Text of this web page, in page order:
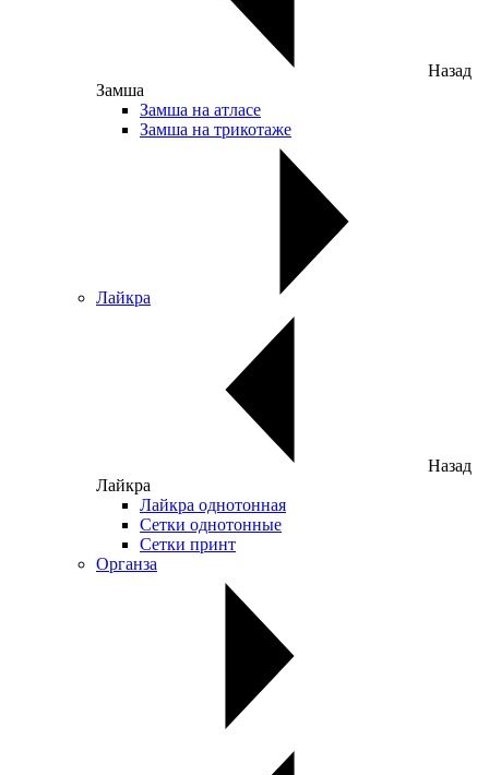
Назад
Замша
Замша на атласе
Замша на трикотаже
Лайкра
Назад
Лайкра
Лайкра однотонная
Сетки однотонные
Сетки принт
Органза